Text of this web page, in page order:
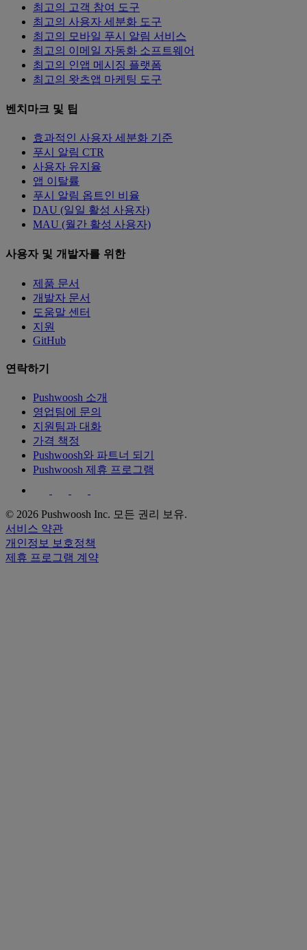
최고의 고객 참여 도구
최고의 사용자 세분화 도구
최고의 모바일 푸시 알림 서비스
최고의 이메일 자동화 소프트웨어
최고의 인앱 메시징 플랫폼
최고의 왓츠앱 마케팅 도구
벤치마크 및 팁
효과적인 사용자 세분화 기준
푸시 알림 CTR
사용자 유지율
앱 이탈률
푸시 알림 옵트인 비율
DAU (일일 활성 사용자)
MAU (월간 활성 사용자)
사용자 및 개발자를 위한
제품 문서
개발자 문서
도움말 센터
지원
GitHub
연락하기
Pushwoosh 소개
영업팀에 문의
지원팀과 대화
가격 책정
Pushwoosh와 파트너 되기
Pushwoosh 제휴 프로그램
© 2026 Pushwoosh Inc. 모든 권리 보유.
서비스 약관
개인정보 보호정책
제휴 프로그램 계약